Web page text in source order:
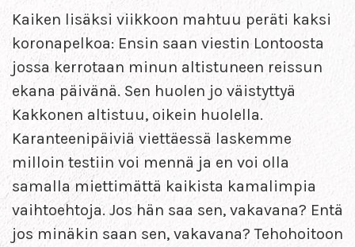
Kaiken lisäksi viikkoon mahtuu peräti kaksi
koronapelkoa: Ensin saan viestin Lontoosta
jossa kerrotaan minun altistuneen reissun
ekana päivänä. Sen huolen jo väistyttyä
Kakkonen altistuu, oikein huolella.
Karanteenipäiviä viettäessä laskemme
milloin testiin voi mennä ja en voi olla
samalla miettimättä kaikista kamalimpia
vaihtoehtoja. Jos hän saa sen, vakavana? Entä
jos minäkin saan sen, vakavana? Tehohoitoon